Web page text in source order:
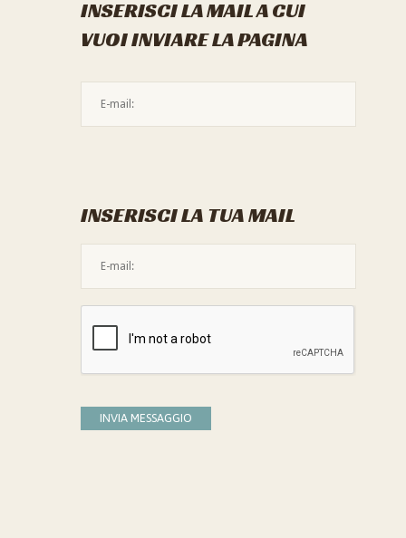
INSERISCI LA MAIL A CUI
VUOI INVIARE LA PAGINA
INSERISCI LA TUA MAIL
INVIA MESSAGGIO